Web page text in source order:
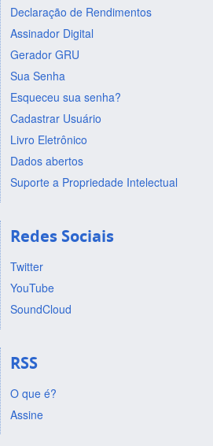
Declaração de Rendimentos
Assinador Digital
Gerador GRU
Sua Senha
Esqueceu sua senha?
Cadastrar Usuário
Livro Eletrônico
Dados abertos
Suporte a Propriedade Intelectual
Redes Sociais
Twitter
YouTube
SoundCloud
RSS
O que é?
Assine